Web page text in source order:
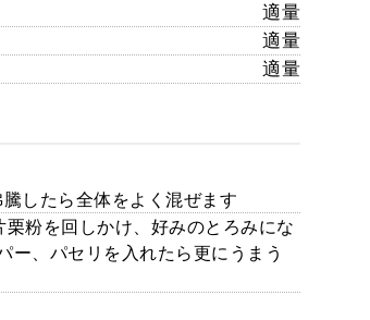
適量
適量
適量
したら全体をよく混ぜます
粉を回しかけ、好みのとろみにな
ー、パセリを入れたら更にうまう